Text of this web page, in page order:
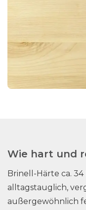
Wie hart und
Brinell-Härte ca.
alltagstauglich,
außergewöhnlich